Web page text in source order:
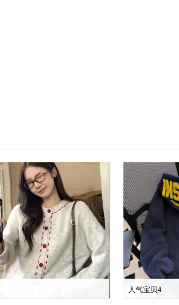
人气宝贝4